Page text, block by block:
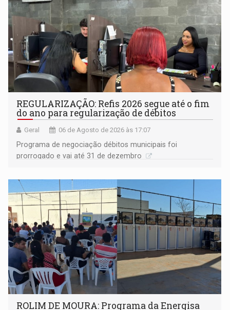
REGULARIZAÇÃO: Refis 2026 segue até o fim
do ano para regularização de débitos
Geral 06 de Agosto de 2026 às 17:07
Programa de negociação débitos municipais foi
prorrogado e vai até 31 de dezembro
ROLIM DE MOURA: Programa da Energisa